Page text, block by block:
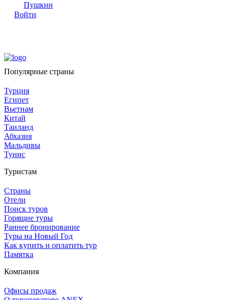
Пушкин
Войти
Популярные страны
Турция
Египет
Вьетнам
Китай
Таиланд
Абхазия
Мальдивы
Тунис
Туристам
Страны
Отели
Поиск туров
Горящие туры
Раннее бронирование
Туры на Новый Год
Как купить и оплатить тур
Памятка
Компания
Офисы продаж